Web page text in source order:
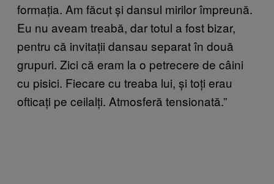
formația. Am făcut și dansul mirilor împreună.
Eu nu aveam treabă, dar totul a fost bizar,
pentru că invitații dansau separat în două
grupuri. Zici că eram la o petrecere de câini
cu pisici. Fiecare cu treaba lui, și toți erau
ofticați pe ceilalți. Atmosferă tensionată.”